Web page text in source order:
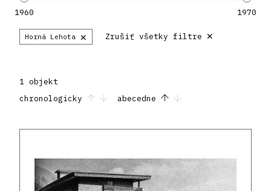
1960 1970
Horná Lehota × Zrušiť všetky filtre ×
1 objekt
chronologicky
abecedne